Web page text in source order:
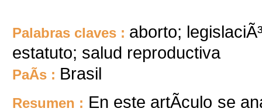
Palabras claves : aborto;
estatuto; salud reproductiva
PaÃ­s : Brasil
Resumen : En este artÃ­culo se